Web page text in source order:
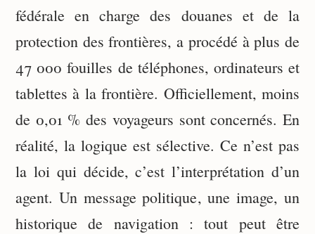
fédérale en charge des douanes et de la
protection des frontières, a procédé à plus de
47 000 fouilles de téléphones, ordinateurs et
tablettes à la frontière. Officiellement, moins
de 0,01 % des voyageurs sont concernés. En
réalité, la logique est sélective. Ce n’est pas
la loi qui décide, c’est l’interprétation d’un
agent. Un message politique, une image, un
historique de navigation : tout peut être